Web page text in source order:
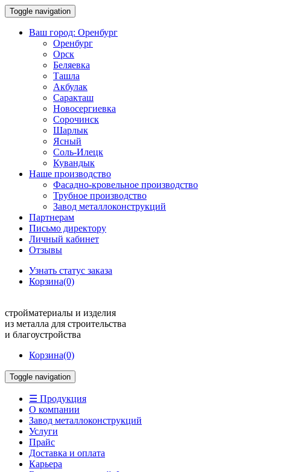
Toggle navigation
Ваш город: Оренбург
Оренбург
Орск
Беляевка
Ташла
Акбулак
Саракташ
Новосергиевка
Сорочинск
Шарлык
Ясный
Соль-Илецк
Кувандык
Наше производство
Фасадно-кровельное производство
Трубное производство
Завод металлоконструкций
Партнерам
Письмо директору
Личный кабинет
Отзывы
Узнать статус заказа
Корзина(0)
стройматериалы и изделия
из металла для строительства
и благоустройства
Корзина(0)
Toggle navigation
☰ Продукция
О компании
Завод металлоконструкций
Услуги
Прайс
Доставка и оплата
Карьера